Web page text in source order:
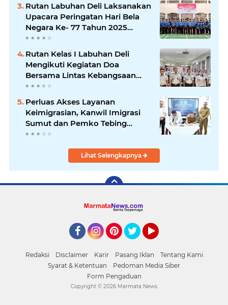
Rutan Labuhan Deli Laksanakan
Upacara Peringatan Hari Bela
Negara Ke- 77 Tahun 2025
Penuh Khidmat
Rutan Kelas I Labuhan Deli
Mengikuti Kegiatan Doa
Bersama Lintas Kebangsaan
dan Kick Off Semarak HUT RI
ke-80
Perluas Akses Layanan
Keimigrasian, Kanwil Imigrasi
Sumut dan Pemko Tebing
Tinggi Teken Perjanjian Pinjam
Lihat Selengkapnya
Redaksi Disclaimer Karir Pasang Iklan
Tentang Kami
Syarat & Ketentuan
Pedoman Media Siber
Form Pengaduan
Copyright © 2026 Marmata News